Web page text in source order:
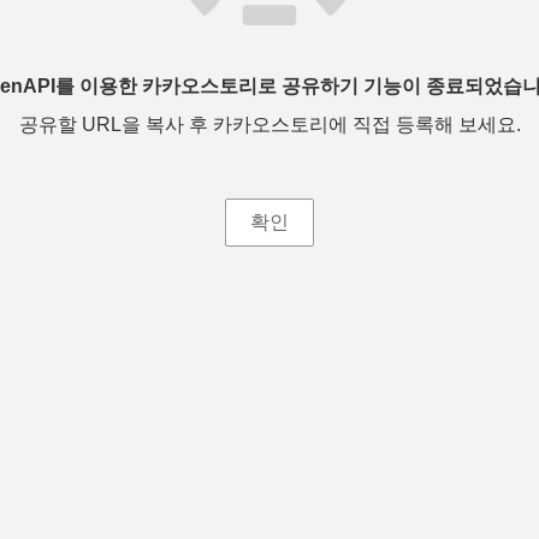
를 이용한 카카오스토리로 공유하기 기능이 종료되었습
공유할 URL을 복사 후 카카오스토리에 직접 등록해 보세요.
확인